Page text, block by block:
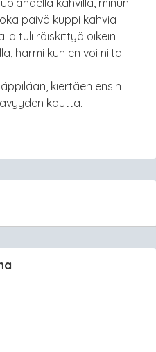
kahvilla, minun
päivä kuppi kahvia
tuli räiskittyä oikein
harmi kun en voi niitä
kiertäen ensin
kautta.